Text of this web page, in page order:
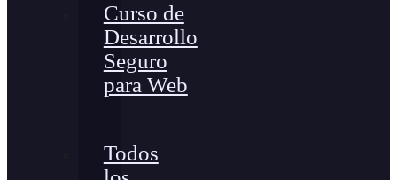
Curso de
Desarrollo
Seguro
para Web
Todos